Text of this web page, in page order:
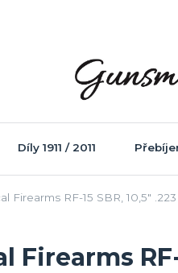
Díly 1911 / 2011
Firearms RF-15 SBR, 10,5" .223
RF-